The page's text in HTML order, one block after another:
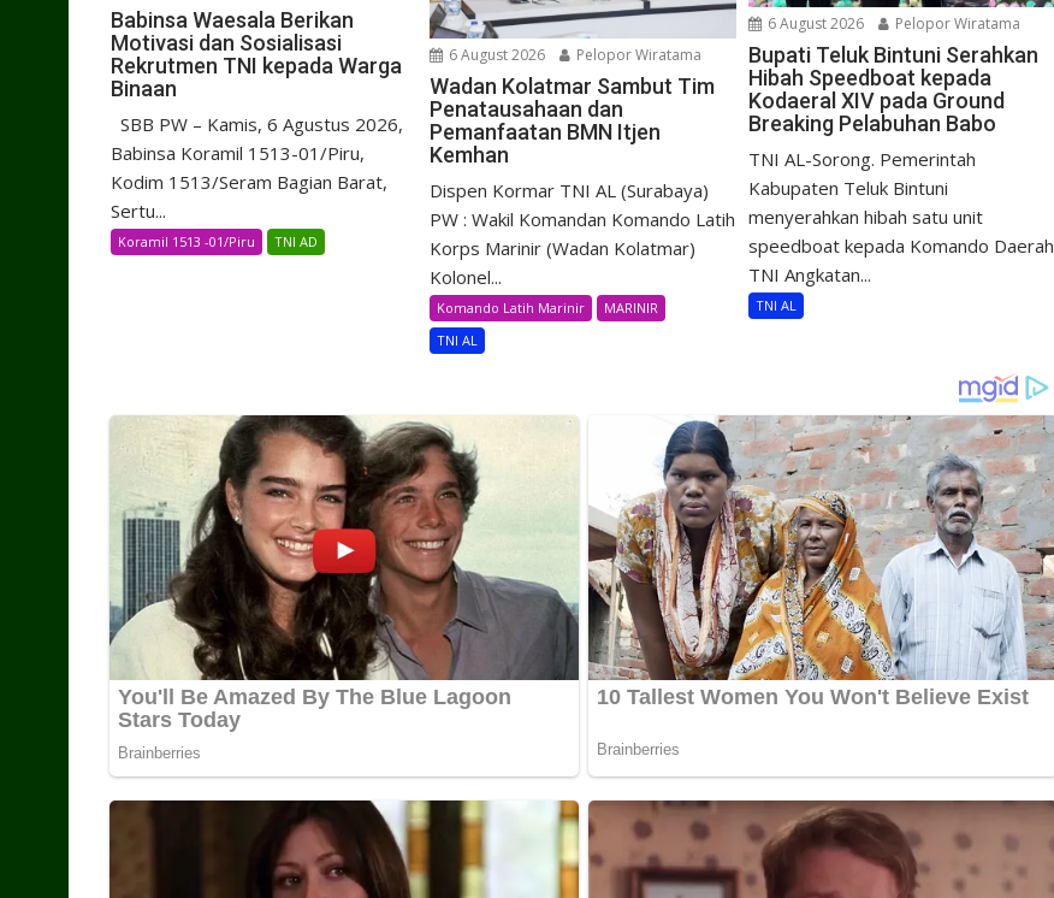
Babinsa Waesala Berikan
Motivasi dan Sosialisasi
Rekrutmen TNI kepada Warga
Binaan
SBB PW – Kamis, 6 Agustus 2026,
Babinsa Koramil 1513-01/Piru,
Kodim 1513/Seram Bagian Barat,
Sertu...
Koramil 1513 -01/Piru TNI AD
6 August 2026 Pelopor Wiratama
Wadan Kolatmar Sambut Tim
Penatausahaan dan
Pemanfaatan BMN Itjen
Kemhan
Dispen Kormar TNI AL (Surabaya)
PW : Wakil Komandan Komando Latih
Korps Marinir (Wadan Kolatmar)
Kolonel...
Komando Latih Marinir
MARINIR
TNI AL
6 August 2026 Pelopor Wiratama
Bupati Teluk Bintuni Serahkan
Hibah Speedboat kepada
Kodaeral XIV pada Ground
Breaking Pelabuhan Babo
TNI AL-Sorong. Pemerintah
Kabupaten Teluk Bintuni
menyerahkan hibah satu unit
speedboat kepada Komando Daerah
TNI Angkatan...
TNI AL